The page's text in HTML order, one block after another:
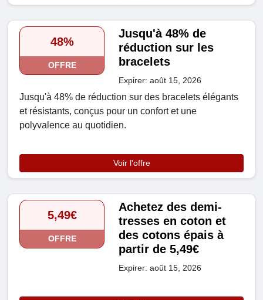
48%
OFFRE
Jusqu'à 48% de
réduction sur les
bracelets
Expirer: août 15, 2026
Jusqu'à 48% de réduction sur des bracelets élégants
et résistants, conçus pour un confort et une
polyvalence au quotidien.
Voir l'offre
5,49€
OFFRE
Achetez des demi-
tresses en coton et
des cotons épais à
partir de 5,49€
Expirer: août 15, 2026